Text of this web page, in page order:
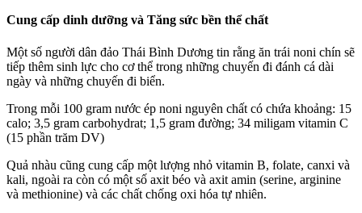
Cung cấp dinh dưỡng và Tăng sức bền thể chất
Một số người dân đảo Thái Bình Dương tin rằng ăn trái noni chín sẽ
tiếp thêm sinh lực cho cơ thể trong những chuyến đi đánh cá dài
ngày và những chuyến đi biển.
Trong mỗi 100 gram nước ép noni nguyên chất có chứa khoảng: 15
calo; 3,5 gram carbohydrat; 1,5 gram đường; 34 miligam vitamin C
(15 phần trăm DV)
Quả nhàu cũng cung cấp một lượng nhỏ vitamin B, folate, canxi và
kali, ngoài ra còn có một số axit béo và axit amin (serine, arginine
và methionine) và các chất chống oxi hóa tự nhiên.